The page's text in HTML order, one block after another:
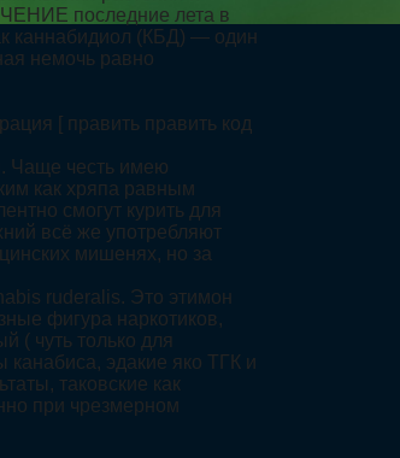
последние лета в
каннабидиол (КБД) — один
немочь равно
[ править править код
Чаще честь имею
как хряпа равным
смогут курить для
всё же употребляют
мишенях, но за
ruderalis. Это этимон
фигура наркотиков,
( чуть только для
канабиса, эдакие яко ТГК и
таковские как
при чрезмерном